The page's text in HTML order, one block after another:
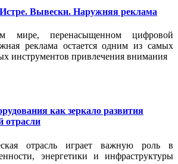
Вывески. Наружняя реклама
мире, перенасыщенном цифровой
реклама остается одним из самых
инструментов привлечения внимания
как зеркало развития
отрасли
отрасль играет важную роль в
энергетики и инфраструктуры